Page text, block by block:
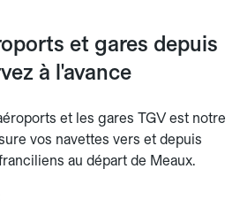
et gares depuis
à l'avance
et les gares TGV est notre
vos navettes vers et depuis
au départ de Meaux.